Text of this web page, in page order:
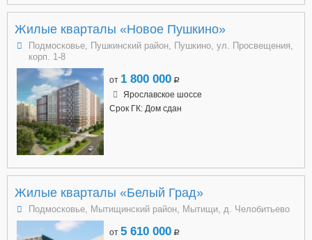
Жилые кварталы «Новое Пушкино»
Подмосковье, Пушкинский район, Пушкино, ул. Просвещения,
корп. 1-8
от 1 800 000 a
Ярославское шоссе
Срок ГК: Дом сдан
Жилые кварталы «Белый Град»
Подмосковье, Мытищинский район, Мытищи, д. Челобитьево
от 5 610 000 a